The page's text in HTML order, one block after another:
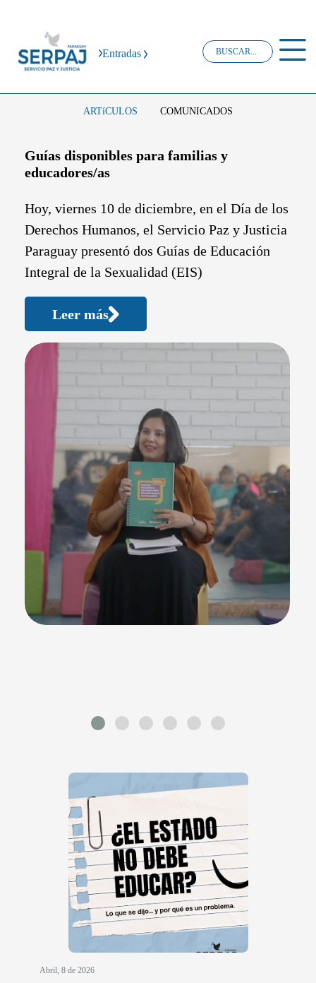
Entradas
ARTíCULOS COMUNICADOS
Guías disponibles para familias y
educadores/as
Hoy, viernes 10 de diciembre, en el Día de los
Derechos Humanos, el Servicio Paz y Justicia
Paraguay presentó dos Guías de Educación
Integral de la Sexualidad (EIS)
Leer más
Abril, 8 de 2026